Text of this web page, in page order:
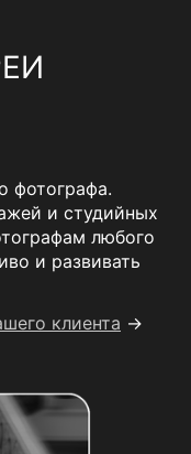
фотографа.
и студийных
любого
и развивать
клиента →